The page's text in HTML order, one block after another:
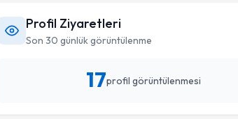
Profil Ziyaretleri
Son 30 günlük görüntülenme
17profil görüntülenmesi